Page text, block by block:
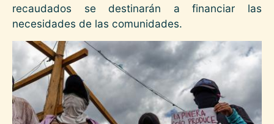
recaudados se destinarán a financiar las
necesidades de las comunidades.
Imagen